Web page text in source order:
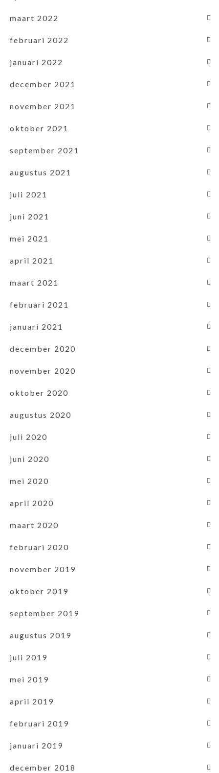
maart 2022
februari 2022
januari 2022
december 2021
november 2021
oktober 2021
september 2021
augustus 2021
juli 2021
juni 2021
mei 2021
april 2021
maart 2021
februari 2021
januari 2021
december 2020
november 2020
oktober 2020
augustus 2020
juli 2020
juni 2020
mei 2020
april 2020
maart 2020
februari 2020
november 2019
oktober 2019
september 2019
augustus 2019
juli 2019
mei 2019
april 2019
februari 2019
januari 2019
december 2018